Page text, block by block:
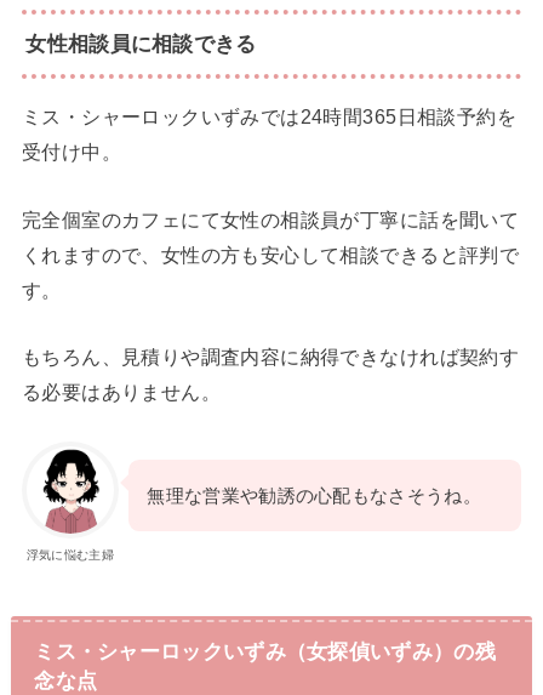
女性相談員に相談できる
ミス・シャーロックいずみでは24時間365日相談予約を
受付け中。
完全個室のカフェにて女性の相談員が丁寧に話を聞いて
くれますので、女性の方も安心して相談できると評判で
す。
もちろん、見積りや調査内容に納得できなければ契約す
る必要はありません。
浮気に悩む主婦
無理な営業や勧誘の心配もなさそうね。
ミス・シャーロックいずみ（女探偵いずみ）の残
念な点